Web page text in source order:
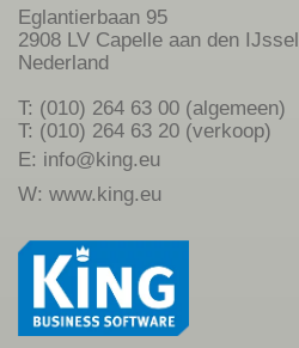
Eglantierbaan 95
2908 LV Capelle aan den IJssel
Nederland
T: (010) 264 63 00 (algemeen)
T: (010) 264 63 20 (verkoop)
E: info@king.eu
W: www.king.eu